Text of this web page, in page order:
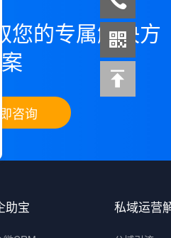
您的专属解决方
案
即咨询
助宝 私域运营